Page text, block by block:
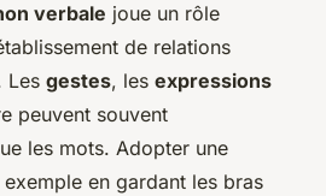
verbale joue un rôle
de relations
Les gestes, les expressions
peuvent souvent
les mots. Adopter une
en gardant les bras